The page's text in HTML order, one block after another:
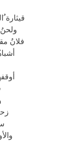
قيثارة
فلانُ